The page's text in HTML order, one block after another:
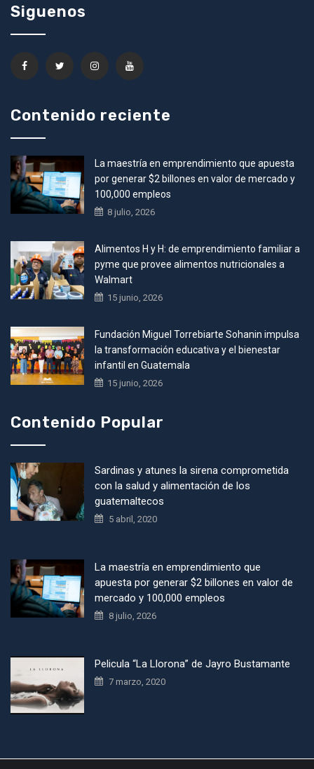
Siguenos
Contenido reciente
La maestría en emprendimiento que apuesta
por generar $2 billones en valor de mercado y
100,000 empleos
8 julio, 2026
Alimentos H y H: de emprendimiento familiar a
pyme que provee alimentos nutricionales a
Walmart
15 junio, 2026
Fundación Miguel Torrebiarte Sohanin impulsa
la transformación educativa y el bienestar
infantil en Guatemala
15 junio, 2026
Contenido Popular
Sardinas y atunes la sirena comprometida
con la salud y alimentación de los
guatemaltecos
5 abril, 2020
La maestría en emprendimiento que
apuesta por generar $2 billones en valor de
mercado y 100,000 empleos
8 julio, 2026
Pelicula “La Llorona” de Jayro Bustamante
7 marzo, 2020